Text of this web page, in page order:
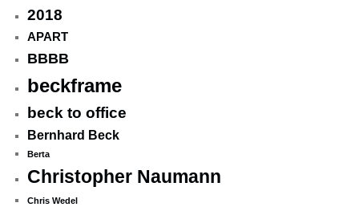
2018
APART
BBBB
beckframe
beck to office
Bernhard Beck
Berta
Christopher Naumann
Chris Wedel